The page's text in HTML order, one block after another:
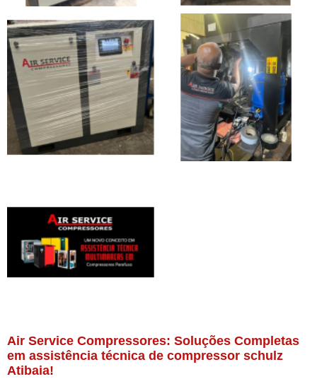
Air Service Compressores: Soluções Completas
em assistência técnica de compressor schulz
Atibaia!